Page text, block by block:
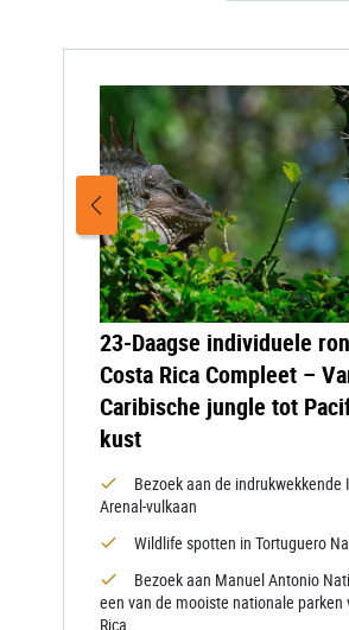
23-Daagse individuele
Costa Rica Compleet –
Caribische jungle tot
kust
Bezoek aan de indrukwekkende
Arenal-vulkaan
Wildlife spotten in Tortuguero
Bezoek aan Manuel Antonio
een van de mooiste nationale parken
Rica